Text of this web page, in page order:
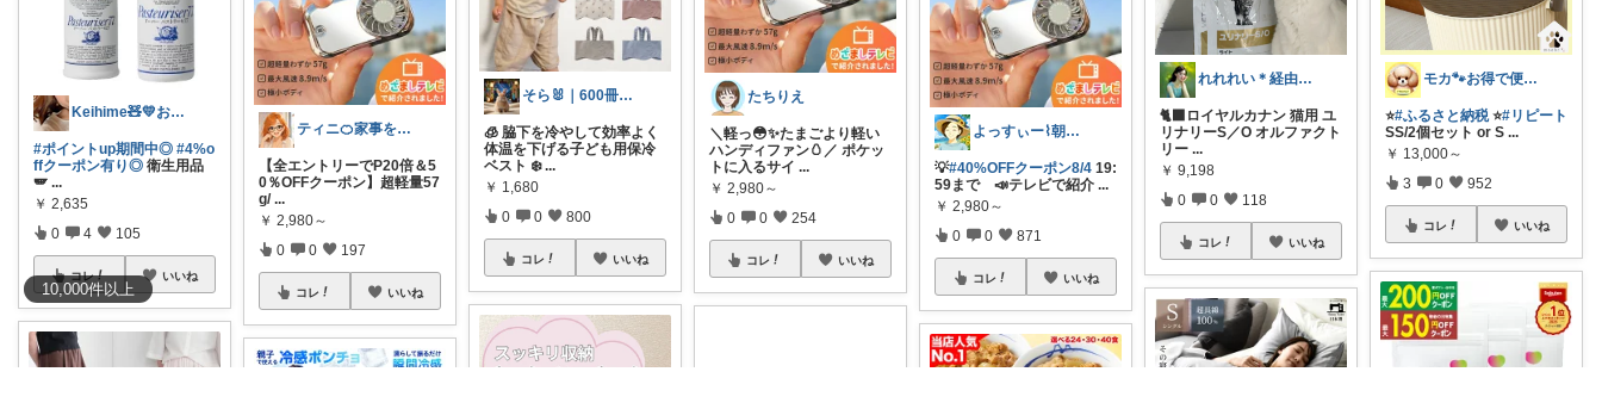
10,000件以上
Keihime🧸💛お礼プロフにて💐
#ポイントup期間中◎ #4%o
ffクーポン有り◎ 衛生用品
🪽 ...
￥ 2,635
0 4 105
コレ いいね
ティニ🍊家事を快適に✨
【全エントリーでP20倍＆5
0％OFFクーポン】超軽量57
g/ ...
￥ 2,980～
0 0 197
コレ いいね
そら🐰｜600冊読んだ絵本好きママ
🧊 脇下を冷やして効率よく
体温を下げる子ども用保冷
ベスト ❄️ ...
￥ 1,680
0 0 800
コレ いいね
たちりえ
＼軽っ😳✨たまごより軽い
ハンディファン🥚／ ポケッ
トに入るサイ ...
￥ 2,980～
0 0 254
コレ いいね
よっすぃー⌇朝コレ☀楽しい暮らし😇
💡#40%OFFクーポン8/4 19:
59まで 📣テレビで紹介 ...
￥ 2,980～
0 0 871
コレ いいね
れれれい＊経由購入ありがとうございます
🐈‍⬛ロイヤルカナン 猫用 ユ
リナリーS／O オルファクト
リー ...
￥ 9,198
0 0 118
コレ いいね
モカ🐾お得で便利💛犬とのおうち時間
⭐️#ふるさと納税⭐️#リピート
SS/2個セット or S ...
￥ 13,000～
3 0 952
コレ いいね